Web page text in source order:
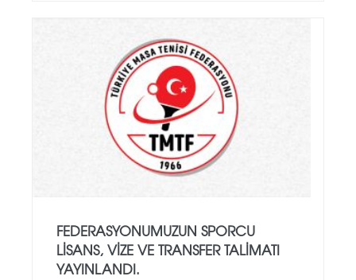
FEDERASYONUMUZUN SPORCU
LISANS, VIZE VE TRANSFER TALIMATI
YAYINLANDI.